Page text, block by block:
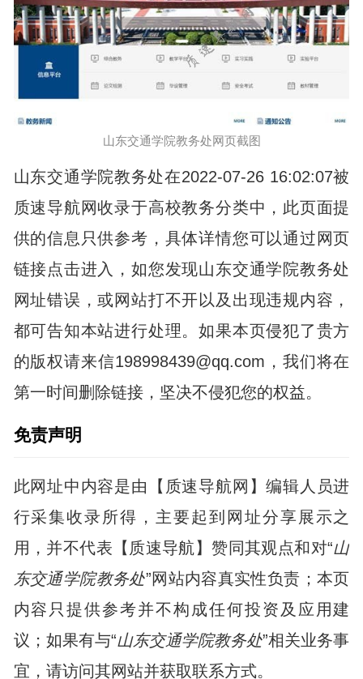
山东交通学院教务处网页截图
山东交通学院教务处在2022-07-26 16:02:07被
质速导航网收录于高校教务分类中，此页面提
供的信息只供参考，具体详情您可以通过网页
链接点击进入，如您发现山东交通学院教务处
网址错误，或网站打不开以及出现违规内容，
都可告知本站进行处理。如果本页侵犯了贵方
的版权请来信198998439@qq.com，我们将在
第一时间删除链接，坚决不侵犯您的权益。
免责声明
此网址中内容是由【质速导航网】编辑人员进
行采集收录所得，主要起到网址分享展示之
用，并不代表【质速导航】赞同其观点和对“山
东交通学院教务处”网站内容真实性负责；本页
内容只提供参考并不构成任何投资及应用建
议；如果有与“山东交通学院教务处”相关业务事
宜，请访问其网站并获取联系方式。